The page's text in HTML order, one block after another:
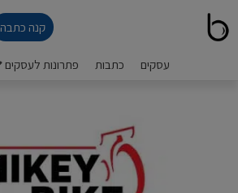
קנה כתבה
עסקים כתבות פתרונות לעסקים